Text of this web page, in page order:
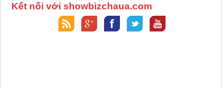
Kết nối với showbizchaua.com